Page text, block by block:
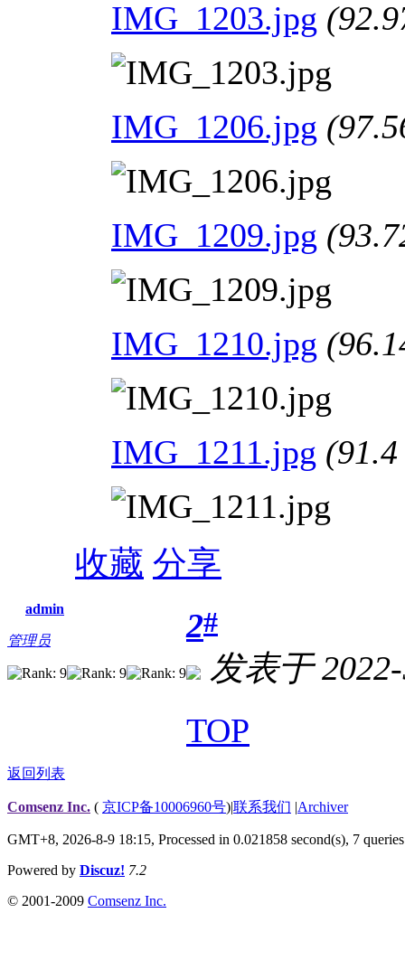
IMG_1203.jpg
IMG_1206.jpg
IMG_1209.jpg
IMG_1210.jpg
IMG_1211.jpg
收藏 分享
admin
管理员 2#
发表于
TOP
返回列表
Comsenz Inc. ( 京ICP备10006960号)|联系我们 |Archiver
GMT+8, 2026-8-9 18:15, Processed in 0.021858 second(s), 7 queries
Powered by Discuz! 7.2
© 2001-2009 Comsenz Inc.